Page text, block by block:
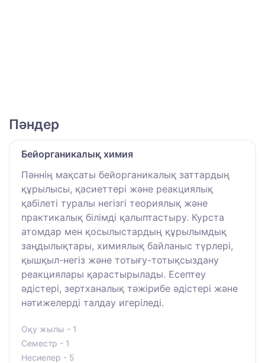
Пәндер
Бейорганикалық химия
Пәннің мақсаты бейорганикалық заттардың
құрылысы, қасиеттері және реакциялық
қабілеті туралы негізгі теориялық және
практикалық білімді қалыптастыру. Курста
атомдар мен қосылыстардың құрылымдық
заңдылықтары, химиялық байланыс түрлері,
қышқыл-негіз және тотығу-тотықсыздану
реакциялары қарастырылады. Есептеу
әдістері, зертханалық тәжірибе әдістері және
нәтижелерді талдау игеріледі.
Оқу жылы - 1
Семестр - 1
Несиелер - 5